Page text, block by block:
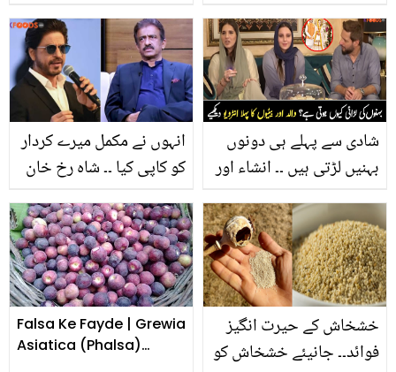
انہوں نے مکمل میرے کردار
کو کاپی کیا ۔۔ شاہ رخ خان
کی نقل کی تھی؟ سینیئر
اداکار نے بتادیا
شادی سے پہلے ہی دونوں
بہنیں لڑتی ہیں ۔۔ انشاء اور
انٹرویو، جانیے دونوں
بیٹیوں سے متعلق دلچسپ
معلومات
Falsa Ke Fayde | Grewia
Asiatica (Phalsa)
خشخاش کے حیرت انگیز
فوائد۔۔ جانیئے خشخاش کو